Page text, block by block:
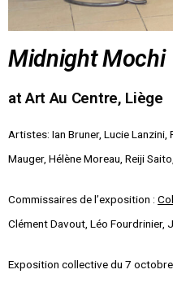
Midnight Mochi
at Art Au Centre, Liège
Artistes: Ian Bruner, Lucie
Mauger, Hélène Moreau, Reiji
Commissaires de l’exposition :
Clément Davout, Léo Fourdrinier,
Exposition collective du 7